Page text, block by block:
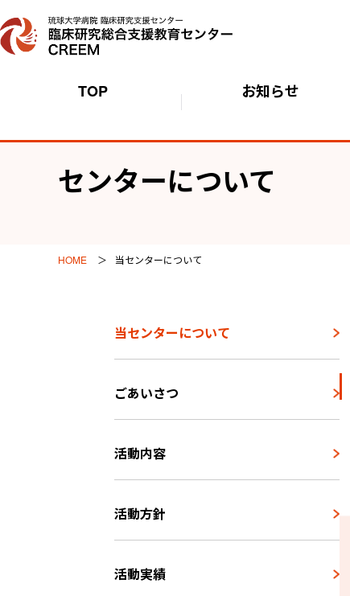
TOP お知らせ
センターについて
HOME 当センターについて
当センターについて
ごあいさつ
活動内容
活動方針
活動実績